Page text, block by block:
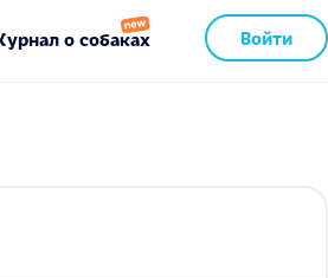
Войти
о собаках